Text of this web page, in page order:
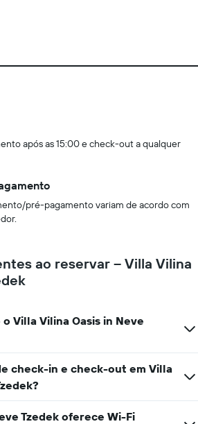
após as 15:00 e check-out a qualquer
pré-pagamento variam de acordo com
ao reservar – Villa Vilina
Villa Vilina Oasis in Neve
check-in e check-out em Villa
Tzedek oferece Wi-Fi